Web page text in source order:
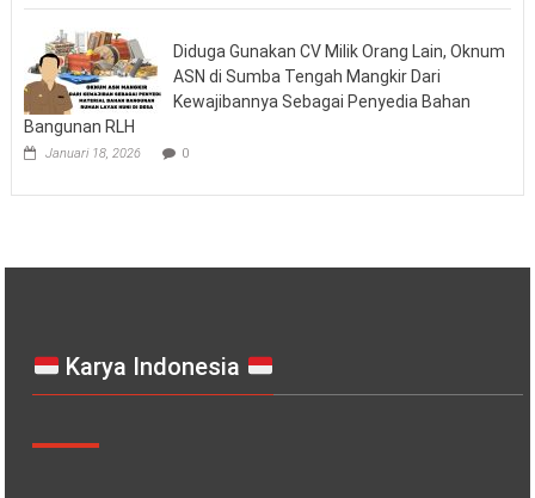
Diduga Gunakan CV Milik Orang Lain, Oknum
ASN di Sumba Tengah Mangkir Dari
Kewajibannya Sebagai Penyedia Bahan
Bangunan RLH
Januari 18, 2026 0
Karya Indonesia